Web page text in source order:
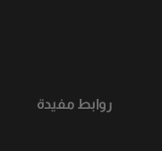
روابط مفيدة